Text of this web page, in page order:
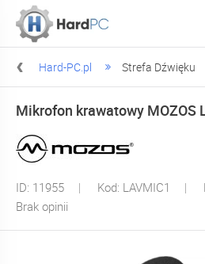
Hard-PC.pl Strefa Dźwięku
Mikrofon krawatowy MOZOS
ID: 11955 Kod: LAVMIC1
Brak opinii